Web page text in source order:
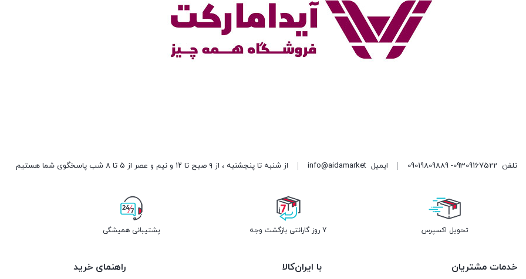
تلفن 09309167522- 09019809889 ایمیل info@aidamarket از شنبه تا پنجشنبه ، از ۹ صبح تا ۱۲ و نیم و عصر از ۵ تا ۸ شب پاسخگوی شما هستیم
تحویل اکسپرس 7 روز گارانتی بازگشت وجه پشتیبانی همیشگی
خدمات مشتریان با ایران‌کالا راهنمای خرید